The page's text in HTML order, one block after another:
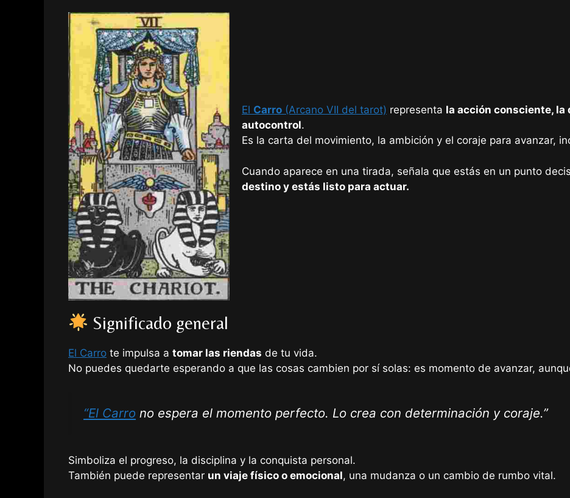
El Carro (Arcano VII del tarot) representa la acción consciente,
autocontrol.
Es la carta del movimiento, la ambición y el coraje para avanzar,
Cuando aparece en una tirada, señala que estás en un punto
destino y estás listo para actuar.
Significado general
El Carro te impulsa a tomar las riendas de tu vida.
No puedes quedarte esperando a que las cosas cambien por sí solas: es momento de avanzar,
“El Carro no espera el momento perfecto. Lo crea con determinación y coraje.”
Simboliza el progreso, la disciplina y la conquista personal.
También puede representar un viaje físico o emocional, una mudanza o un cambio de rumbo vital.